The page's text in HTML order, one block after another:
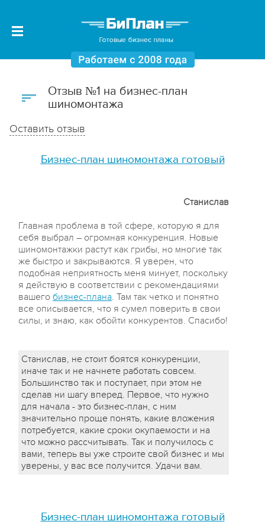
Отзыв №1 на бизнес-план
шиномонтажа
Оставить отзыв
Бизнес-план шиномонтажа готовый
Станислав
Главная проблема в той сфере, которую я для
себя выбрал – огромная конкуренция. Новые
шиномонтажки растут как грибы, но многие так
же быстро и закрываются. Я уверен, что
подобная неприятность меня минует, поскольку
я действую в соответствии с рекомендациями
вашего бизнес-плана. Там так четко и понятно
все описывается, что я сумел поверить в свои
силы, и знаю, как обойти конкурентов. Спасибо!
Станислав, не стоит боятся конкуренции,
иначе так и не начнете работать совсем.
Большинство так и поступает, при этом не
сделав ни шагу вперед. Первое, что нужно
для начала - это бизнес-план, с ним
значительно проще понять, какие вложения
потребуется, какие сроки окупаемости и на
что можно рассчитывать. Так и получилось с
вами, теперь вы уже строите свой бизнес и мы
уверены, у вас все получится. Удачи вам.
Бизнес-план шиномонтажа готовый